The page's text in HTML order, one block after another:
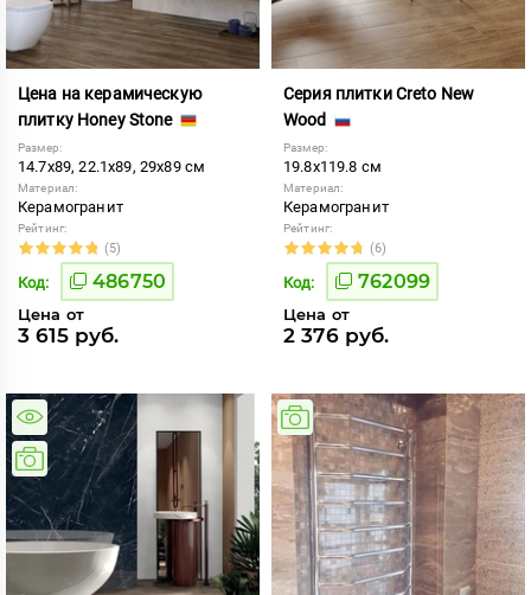
Цена на керамическую
плитку Honey Stone
Размер:
14.7x89, 22.1x89, 29x89 см
Материал:
Керамогранит
Рейтинг:
(5)
Код: 486750
Цена от
3 615 руб.
Серия плитки Creto New
Wood
Размер:
19.8x119.8 см
Материал:
Керамогранит
Рейтинг:
(6)
Код: 762099
Цена от
2 376 руб.